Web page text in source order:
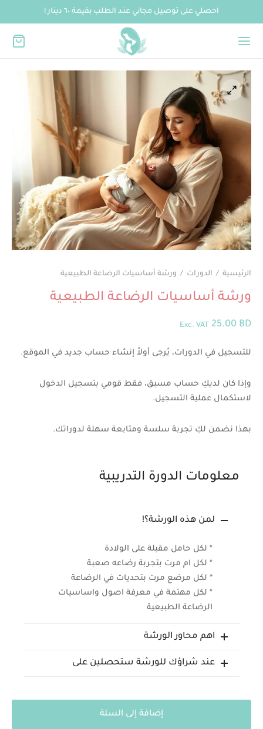
احصلي على توصيل مجاني عند الطلب بقيمة ٦٠ دينار !
الرئيسية / الدورات / ورشة أساسيات الرضاعة الطبيعية
ورشة أساسيات الرضاعة الطبيعية
25.00 BD
Exc. VAT
للتسجيل في الدورات، يُرجى أولاً إنشاء حساب جديد في الموقع.
وإذا كان لديكِ حساب مسبق، فقط قومي بتسجيل الدخول
لاستكمال عملية التسجيل.
بهذا نضمن لكِ تجربة سلسة ومتابعة سهلة لدوراتك.
معلومات الدورة التدريبية
لمن هذه الورشة؟!
* لكل حامل مقبلة على الولادة
* لكل ام مرت بتجربة رضاعه صعبة
* لكل مرضع مرت بتحديات في الرضاعة
* لكل مهتمة في معرفة اصول واساسيات
الرضاعة الطبيعية
اهم محاور الورشة
عند شراؤك للورشة ستحصلين على
إضافة إلى السلة